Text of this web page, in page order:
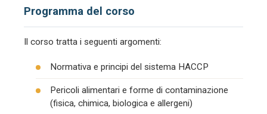
Programma del corso
Il corso tratta i seguenti argomenti:
Normativa e principi del sistema HACCP
Pericoli alimentari e forme di contaminazione
(fisica, chimica, biologica e allergeni)